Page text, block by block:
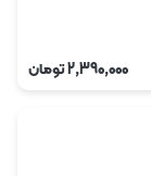
2,390,000تومان